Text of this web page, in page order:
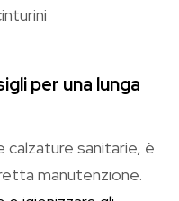
per una lunga
calzature sanitarie, è
manutenzione.